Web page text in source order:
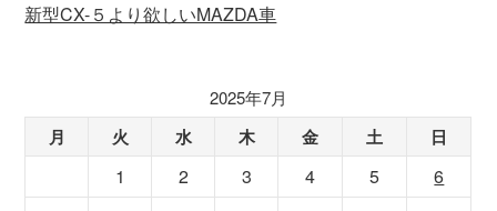
新型CX-５より欲しいMAZDA車
2025年7月
月 火 水 木 金 土 日
1 2 3 4 5
6